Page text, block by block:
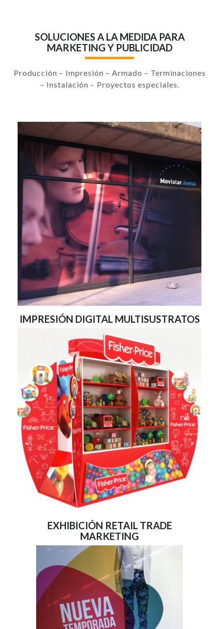
SOLUCIONES A LA MEDIDA PARA
MARKETING Y PUBLICIDAD
Producción – Impresión – Armado – Terminaciones
– Instalación – Proyectos especiales.
IMPRESIÓN DIGITAL MULTISUSTRATOS
EXHIBICIÓN RETAIL TRADE
MARKETING